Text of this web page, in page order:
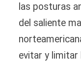
las posturas
del saliente
evitar y limitar